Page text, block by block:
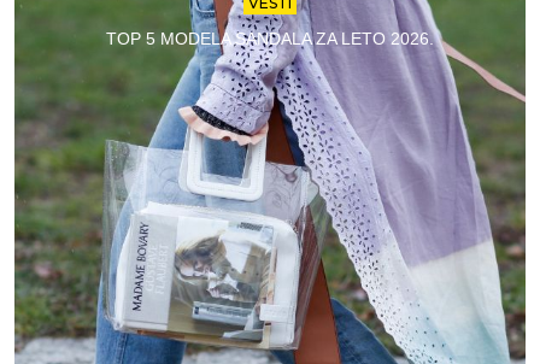
TOP 5 MODELA SANDALA ZA LETO 2026.